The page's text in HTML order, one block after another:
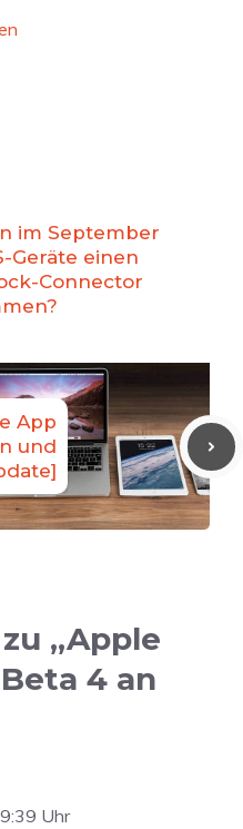
im September
Geräte einen
Connector
App
und
„Apple
4 an
Uhr